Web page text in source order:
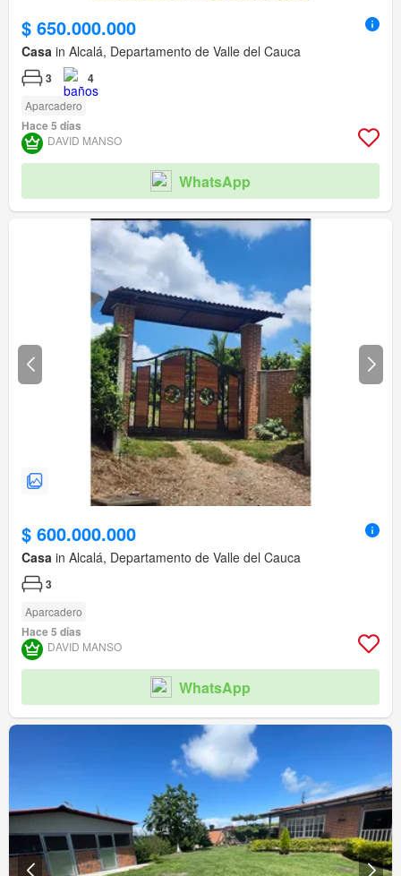
$ 650.000.000
Casa in Alcalá, Departamento de Valle del Cauca
3 4
Aparcadero
Hace 5 días
DAVID MANSO
WhatsApp
$ 600.000.000
Casa in Alcalá, Departamento de Valle del Cauca
3
Aparcadero
Hace 5 días
DAVID MANSO
WhatsApp